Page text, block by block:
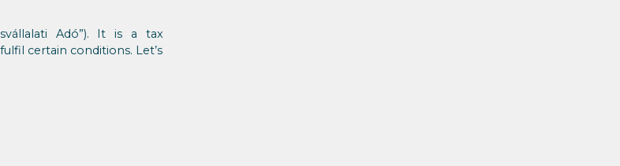
Adó”). It is a tax
certain conditions. Let’s